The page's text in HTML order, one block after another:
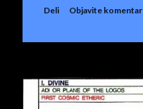
Deli Objavite komentar